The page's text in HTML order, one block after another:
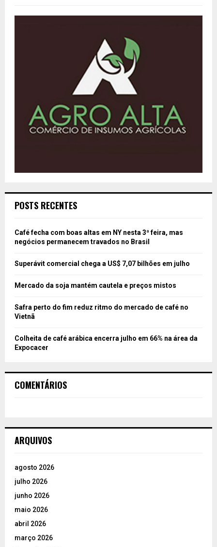
POSTS RECENTES
Café fecha com boas altas em NY nesta 3ª feira, mas
negócios permanecem travados no Brasil
Superávit comercial chega a US$ 7,07 bilhões em julho
Mercado da soja mantém cautela e preços mistos
Safra perto do fim reduz ritmo do mercado de café no
Vietnã
Colheita de café arábica encerra julho em 66% na área da
Expocacer
COMENTÁRIOS
ARQUIVOS
agosto 2026
julho 2026
junho 2026
maio 2026
abril 2026
março 2026